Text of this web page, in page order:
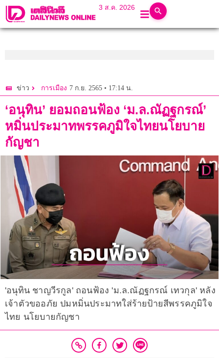
3 ส.ค. 2026
ข่าว การเมือง 7 ก.ย. 2565 • 17:14 น.
‘อนุทิน’ ยอมถอนฟ้อง ‘ม.ล.ณัฏฐกรณ์’
หมิ่นประมาทพรรคภูมิใจไทยนโยบาย
กัญชา
'อนุทิน ชาญวีรกูล' ถอนฟ้อง 'ม.ล.ณัฏฐกรณ์ เทวกุล' หลัง
เจ้าตัวขออภัย ปมหมิ่นประมาทใส่ร้ายป้ายสีพรรคภูมิใจ
ไทย นโยบายกัญชา